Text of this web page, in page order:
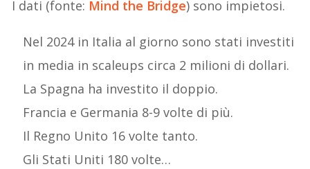
I dati (fonte: Mind the Bridge) sono impietosi.
Nel 2024 in Italia al giorno sono stati investiti
in media in scaleups circa 2 milioni di dollari.
La Spagna ha investito il doppio.
Francia e Germania 8-9 volte di più.
Il Regno Unito 16 volte tanto.
Gli Stati Uniti 180 volte…